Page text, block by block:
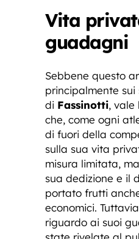
Vita
guadagni
Sebbene questo
principalmente sui
di Fassinotti, vale
che, come ogni
di fuori della
sulla sua vita
misura limitata,
sua dedizione e il
portato frutti
economici.
riguardo ai suoi